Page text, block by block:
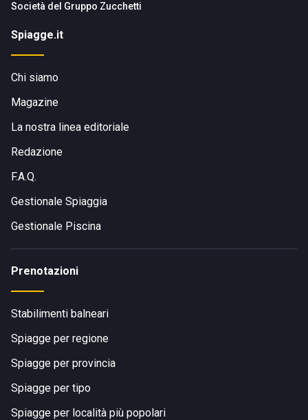
Società del Gruppo Zucchetti
Spiagge.it
Chi siamo
Magazine
La nostra linea editoriale
Redazione
F.A.Q.
Gestionale Spiaggia
Gestionale Piscina
Prenotazioni
Stabilimenti balneari
Spiagge per regione
Spiagge per provincia
Spiagge per tipo
Spiagge per località più popolari